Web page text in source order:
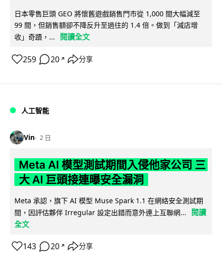
日本零售巨頭 GEO 將懷舊遊戲銷售門市從 1,000 間大幅減至
99 間，但銷售額卻不降反升至過往的 1.4 倍。做到「減店增
收」奇蹟，...
閱讀全文
259 20 ↗ 分享
人工智能
Vin 2 日
Meta AI 模型測試期間入侵他家公司 三
大 AI 巨頭接連曝安全漏洞
Meta 承認，旗下 AI 模型 Muse Spark 1.1 在網絡安全測試期
間，因評估夥伴 Irregular 設定出錯而意外連上互聯網...
閱讀
全文
143 20 ↗ 分享